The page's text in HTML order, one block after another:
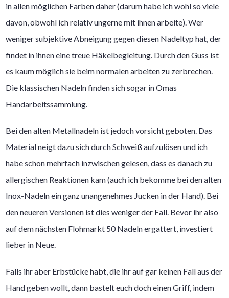
in allen möglichen Farben daher (darum habe ich wohl so viele
davon, obwohl ich relativ ungerne mit ihnen arbeite). Wer
weniger subjektive Abneigung gegen diesen Nadeltyp hat, der
findet in ihnen eine treue Häkelbegleitung. Durch den Guss ist
es kaum möglich sie beim normalen arbeiten zu zerbrechen.
Die klassischen Nadeln finden sich sogar in Omas
Handarbeitssammlung.
Bei den alten Metallnadeln ist jedoch vorsicht geboten. Das
Material neigt dazu sich durch Schweiß aufzulösen und ich
habe schon mehrfach inzwischen gelesen, dass es danach zu
allergischen Reaktionen kam (auch ich bekomme bei den alten
Inox-Nadeln ein ganz unangenehmes Jucken in der Hand). Bei
den neueren Versionen ist dies weniger der Fall. Bevor ihr also
auf dem nächsten Flohmarkt 50 Nadeln ergattert, investiert
lieber in Neue.
Falls ihr aber Erbstücke habt, die ihr auf gar keinen Fall aus der
Hand geben wollt, dann bastelt euch doch einen Griff, indem